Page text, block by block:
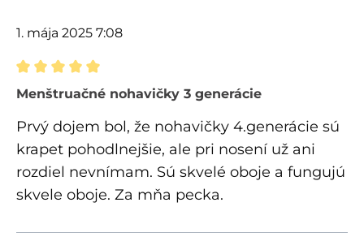
1. mája 2025 7:08
Recenzia s hodnotením 5 z 5 hviezdičiek
Menštruačné nohavičky 3 generácie
Prvý dojem bol, že nohavičky 4.generácie sú
krapet pohodlnejšie, ale pri nosení už ani
rozdiel nevnímam. Sú skvelé oboje a fungujú
skvele oboje. Za mňa pecka.